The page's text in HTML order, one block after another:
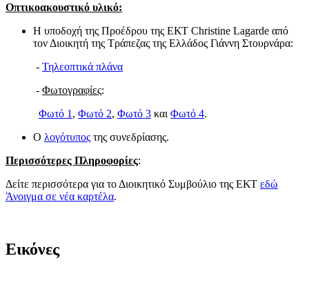
Οπτικοακουστικό υλικό:
Η υποδοχή της Προέδρου της ΕΚΤ Christine Lagarde από
τον Διοικητή της Τράπεζας της Ελλάδος Γιάννη Στουρνάρα:
- Τηλεοπτικά πλάνα
- Φωτογραφίες:
Φωτό 1 , Φωτό 2, Φωτό 3 και Φωτό 4.
Ο λογότυπος της συνεδρίασης.
Περισσότερες Πληροφορίες:
Δείτε περισσότερα για το Διοικητικό Συμβούλιο της ΕΚΤ εδώ
Άνοιγμα σε νέα καρτέλα.
Εικόνες